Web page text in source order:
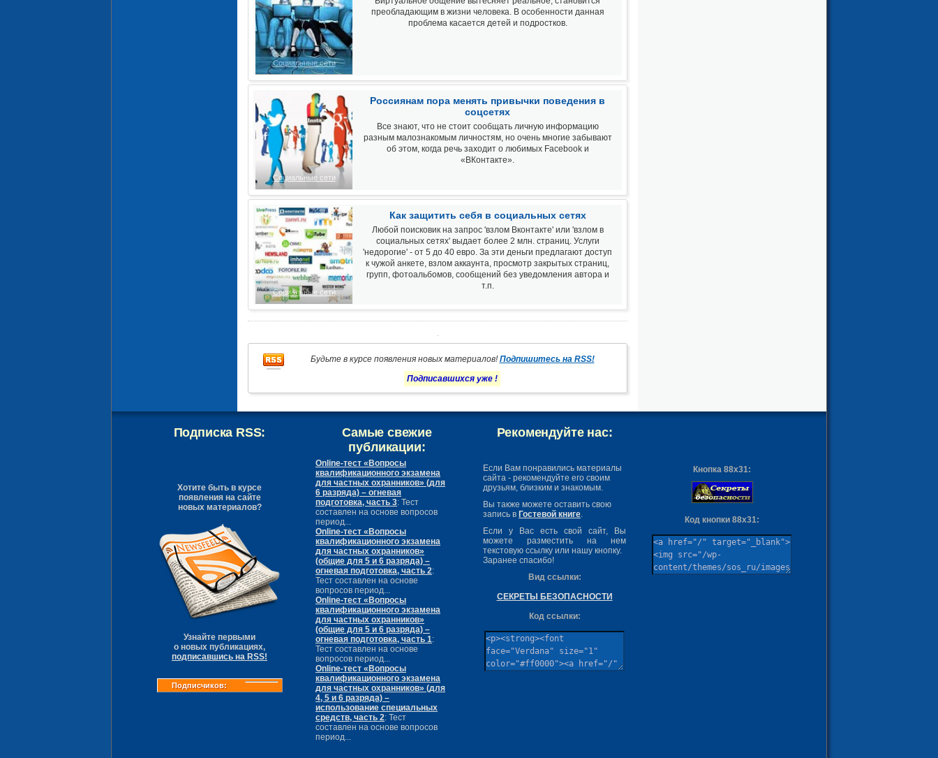
Социальные сети
преобладающим в жизни человека. В особенности данная
проблема касается детей и подростков.
Социальные сети
Россиянам пора менять привычки поведения в
соцсетях
Все знают, что не стоит сообщать личную информацию
разным малознакомым личностям, но очень многие забывают
об этом, когда речь заходит о любимых Facebook и
«ВКонтакте».
Социальные сети
Как защитить себя в социальных сетях
Любой поисковик на запрос 'взлом Вконтакте' или 'взлом в
социальных сетях' выдает более 2 млн. страниц. Услуги
'недорогие' - от 5 до 40 евро. За эти деньги предлагают доступ
к чужой анкете, взлом аккаунта, просмотр закрытых страниц,
групп, фотоальбомов, сообщений без уведомления автора и
т.п.
Будьте в курсе появления новых материалов!Подпишитесь на RSS!
Подписавшихся уже !
Подписка RSS:
Хотите быть в курсе
появления на сайте
новых материалов?
Узнайте первыми
о новых публикациях,
подписавшись на RSS!
Подписчиков:
Самые свежие
публикации:
Online-тест «Вопросы
квалификационного экзамена
для частных охранников» (для
6 разряда) – огневая
подготовка, часть 3: Тест
составлен на основе вопросов
период...
Online-тест «Вопросы
квалификационного экзамена
для частных охранников»
(общие для 5 и 6 разряда) –
огневая подготовка, часть 2:
Тест составлен на основе
вопросов период...
Online-тест «Вопросы
квалификационного экзамена
для частных охранников»
(общие для 5 и 6 разряда) –
огневая подготовка, часть 1:
Тест составлен на основе
вопросов период...
Online-тест «Вопросы
квалификационного экзамена
для частных охранников» (для
4, 5 и 6 разряда) –
использование специальных
средств, часть 2: Тест
составлен на основе вопросов
период...
Рекомендуйте нас:
Если Вам понравились материалы
сайта - рекомендуйте его своим
друзьям, близким и знакомым.
Вы также можете оставить свою
запись в Гостевой книге.
Если у Вас есть свой сайт, Вы
можете разместить на нем
текстовую ссылку или нашу кнопку.
Заранее спасибо!
Вид ссылки:
СЕКРЕТЫ БЕЗОПАСНОСТИ
Код ссылки:
Кнопка 88х31:
Код кнопки 88х31: